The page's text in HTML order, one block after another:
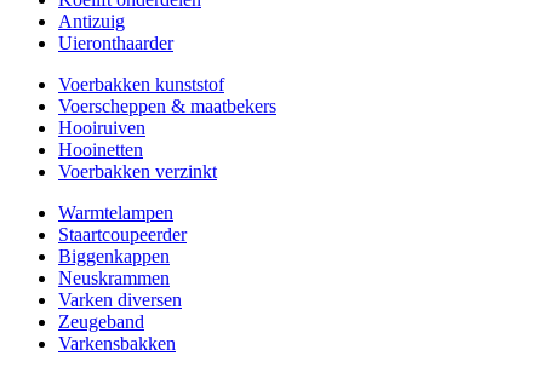
Antizuig
Uieronthaarder
Voerbakken kunststof
Voerscheppen & maatbekers
Hooiruiven
Hooinetten
Voerbakken verzinkt
Warmtelampen
Staartcoupeerder
Biggenkappen
Neuskrammen
Varken diversen
Zeugeband
Varkensbakken